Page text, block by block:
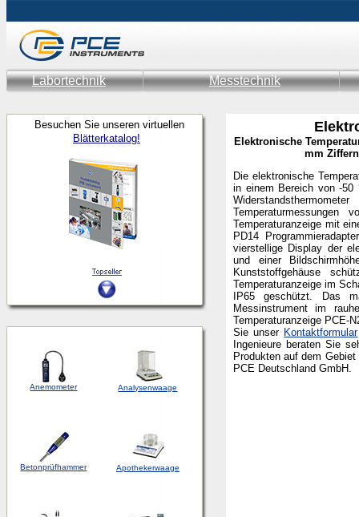
Labortechnik Messtechnik
Besuchen Sie unseren virtuellen
Blätterkatalog!
Anemometer Analysenwaage
Betonprüfhammer Apothekerwaage
Elektronische
mm
Die elektronische
in einem Bereich von -50
Temperaturanzeige mit
PD14
vierstellige Display der
und einer
Kunststoffgehäuse
Temperaturanzeige im
IP65 geschützt. Das
Messinstrument im
Temperaturanzeige PCE-
Sie unser Kontaktformular
Ingenieure beraten Sie
Produkten auf dem
PCE Deutschland GmbH.